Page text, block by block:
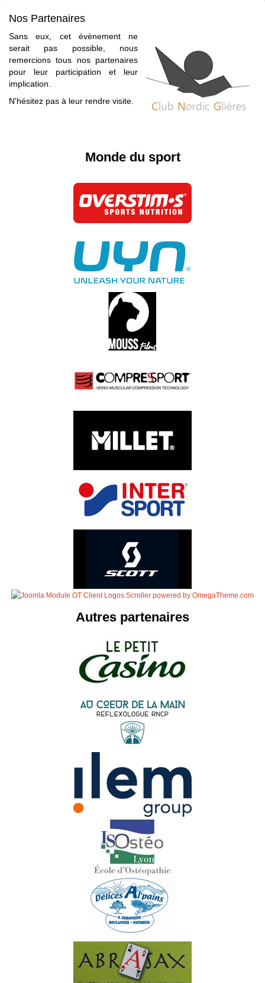
Nos Partenaires
Sans eux, cet évènement ne
serait pas possible, nous
remercions tous nos partenaires
pour leur participation et leur
implication.
N'hésitez pas à leur rendre visite.
Monde du sport
Autres partenaires